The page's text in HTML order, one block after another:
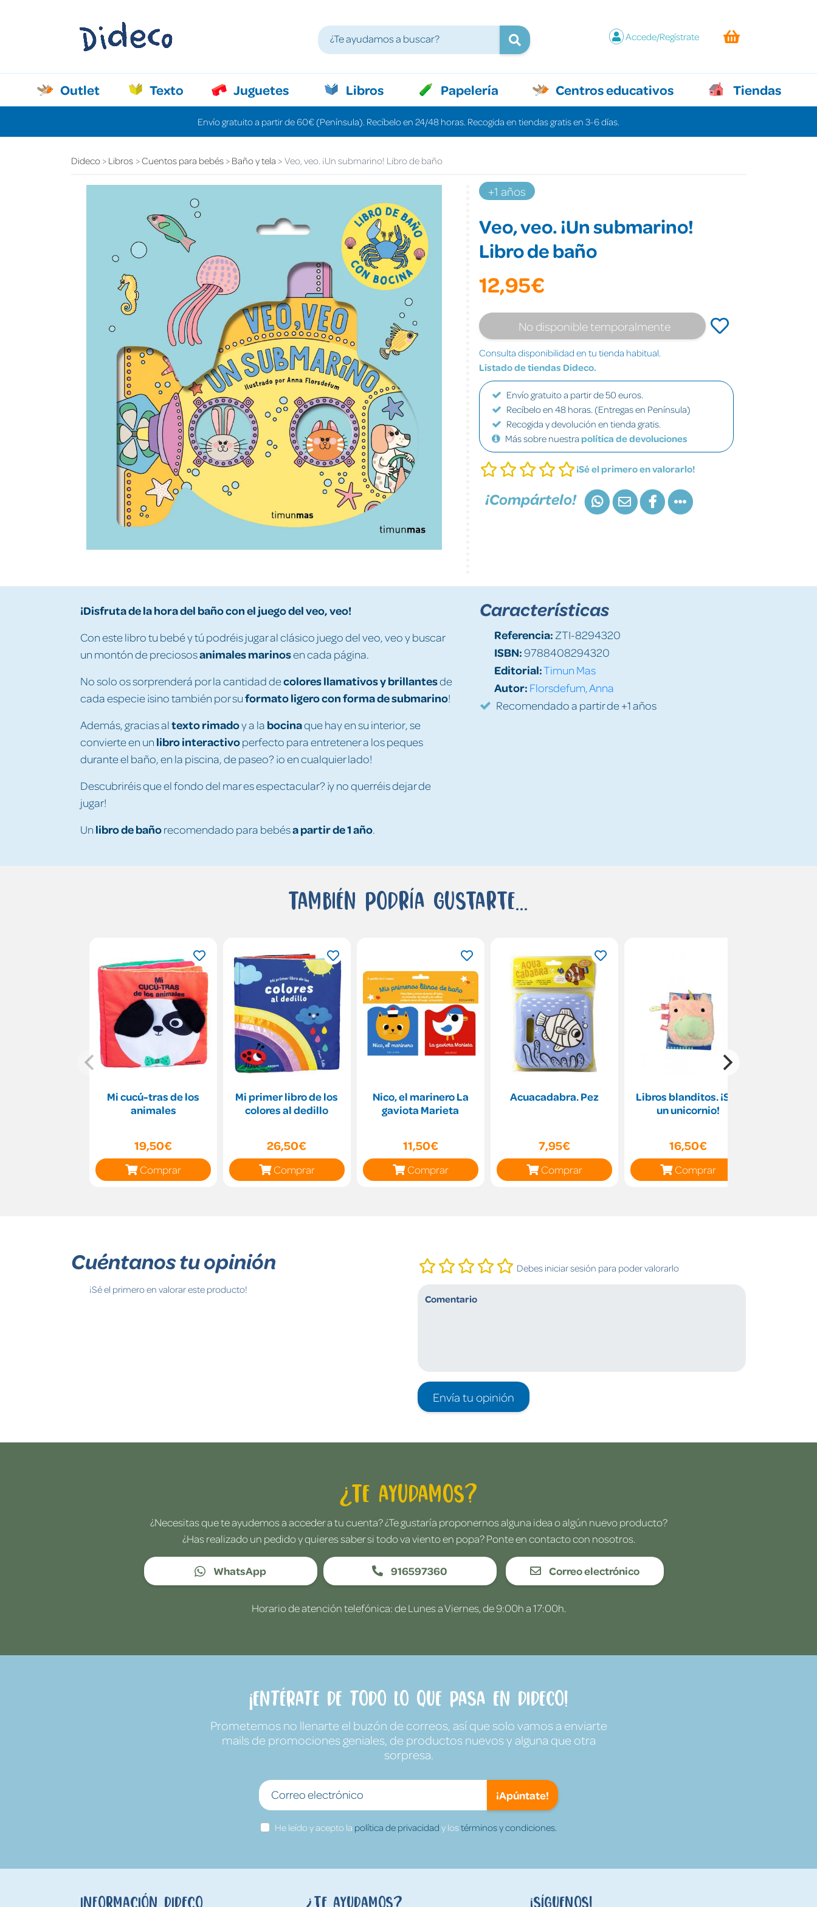
Accede/Regístrate
Outlet Texto Juguetes Libros Papelería Centros educativos Tiendas
Envío gratuito a partir de 60€ (Península). Recíbelo en 24/48 horas. Recogida en tiendas gratis en 3-6 días.
Dideco Libros Cuentos para bebés Baño y tela Veo, veo. ¡Un submarino! Libro de baño
+1 años
Veo, veo. ¡Un submarino!
Libro de baño
12,95€
No disponible temporalmente
Consulta disponibilidad en tu tienda habitual.
Listado de tiendas Dideco.
Envío gratuito a partir de 50 euros.
Recíbelo en 48 horas. (Entregas en Península)
Recogida y devolución en tienda gratis.
Más sobre nuestra política de devoluciones
¡Sé el primero en valorarlo!
¡Compártelo!
¡Disfruta de la hora del baño con el juego del veo, veo!
Con este libro tu bebé y tú podréis jugar al clásico juego del veo, veo y buscar
un montón de preciososanimales marinosen cada página.
No solo os sorprenderá por la cantidad decolores llamativos y brillantesde
cada especie ¡sino también por suformato ligero con forma de submarino!
Además, gracias altexto rimadoy a la bocinaque hay en su interior, se
convierte en un libro interactivoperfecto para entretener a los peques
durante el baño, en la piscina, de paseo? ¡o en cualquier lado!
Descubriréis que el fondo del mar es espectacular? ¡y no querréis dejar de
jugar!
Un libro de bañorecomendado para bebésa partir de 1 año.
Características
Referencia: ZTI-8294320
ISBN:9788408294320
Editorial:Timun Mas
Autor: Florsdefum, Anna
Recomendado a partir de +1 años
También podría gustarte...
Mi cucú-tras de los
animales
19,50€
Comprar
Mi primer libro de los
colores al dedillo
26,50€
Comprar
Nico, el marinero La
gaviota Marieta
11,50€
Comprar
Acuacadabra. Pez
7,95€
Comprar
Libros blanditos. ¡Soy
un unicornio!
16,50€
Comprar
Cuéntanos tu opinión
¡Sé el primero en valorar este producto!
Debes iniciar sesión para poder valorarlo
Envía tu opinión
¿Te ayudamos?
¿Necesitas que te ayudemos a acceder a tu cuenta? ¿Te gustaría proponernos alguna idea o algún nuevo producto?
¿Has realizado un pedido y quieres saber si todo va viento en popa? Ponte en contacto con nosotros.
WhatsApp 916597360 Correo electrónico
Horario de atención telefónica: de Lunes a Viernes, de 9:00h a 17:00h.
¡Entérate de todo lo que pasa en Dideco!
Prometemos no llenarte el buzón de correos, así que solo vamos a enviarte
mails de promociones geniales, de productos nuevos y alguna que otra
sorpresa.
¡Apúntate!
He leído y acepto la política de privacidad y lostérminos y condiciones.
Información Dideco ¿Te ayudamos? ¡Síguenos!